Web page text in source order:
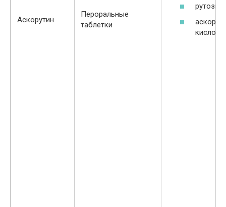
Аскорутин
Пероральные
таблетки
рутозид;
кислота.